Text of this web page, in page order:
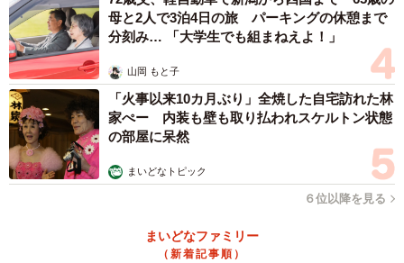
母と2人で3泊4日の旅 パーキングの休憩まで
分刻み… 「大学生でも組まねえよ！」
山岡 もと子
「火事以来10カ月ぶり」全焼した自宅訪れた林
家ぺー 内装も壁も取り払われスケルトン状態
の部屋に呆然
まいどなトピック
６位以降を見る
まいどなファミリー
（新着記事順）